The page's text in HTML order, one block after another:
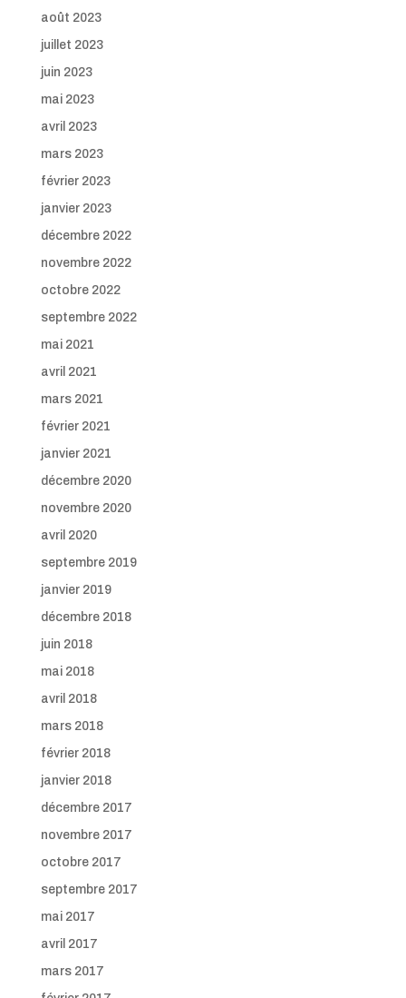
août 2023
juillet 2023
juin 2023
mai 2023
avril 2023
mars 2023
février 2023
janvier 2023
décembre 2022
novembre 2022
octobre 2022
septembre 2022
mai 2021
avril 2021
mars 2021
février 2021
janvier 2021
décembre 2020
novembre 2020
avril 2020
septembre 2019
janvier 2019
décembre 2018
juin 2018
mai 2018
avril 2018
mars 2018
février 2018
janvier 2018
décembre 2017
novembre 2017
octobre 2017
septembre 2017
mai 2017
avril 2017
mars 2017